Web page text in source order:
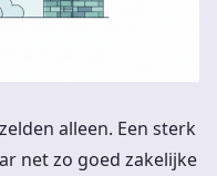
alleen. Een sterk
net zo goed zakelijke